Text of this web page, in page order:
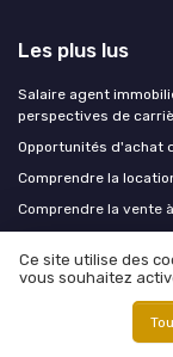
Les plus lus
Salaire agent
perspectives de
Opportunités d'achat
Comprendre la
Comprendre la vente
Les derniers
Data centers : la
Ce site utilise des
vous souhaitez